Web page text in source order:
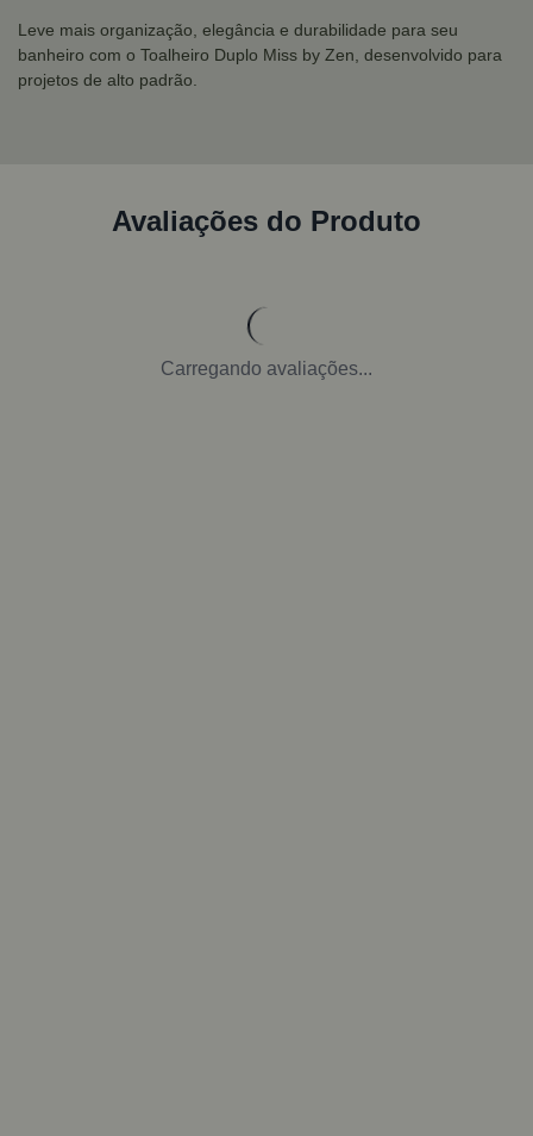
Leve mais organização, elegância e durabilidade para seu
banheiro com o Toalheiro Duplo Miss by Zen, desenvolvido para
projetos de alto padrão.
Avaliações do Produto
Carregando avaliações...